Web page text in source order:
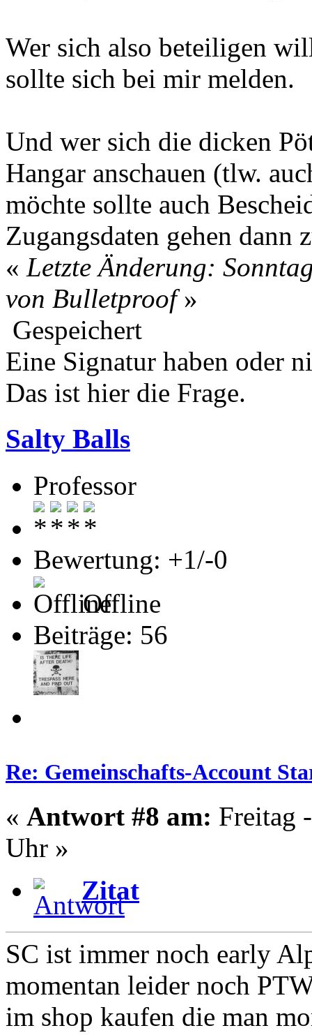
Wer sich also beteiligen
sollte sich bei mir melden.
Und wer sich die dicken
Hangar anschauen (tlw.
möchte sollte auch
Zugangsdaten gehen dann
« Letzte Änderung:
von Bulletproof»
Gespeichert
Eine Signatur haben oder
Das ist hier die Frage.
Salty Balls
Professor
Bewertung: +1/-0
Offline
Beiträge: 56
Re: Gemeinschafts-Account
« Antwort #8 am: Freitag
Uhr »
Zitat
SC ist immer noch early
momentan leider noch
im shop kaufen die man